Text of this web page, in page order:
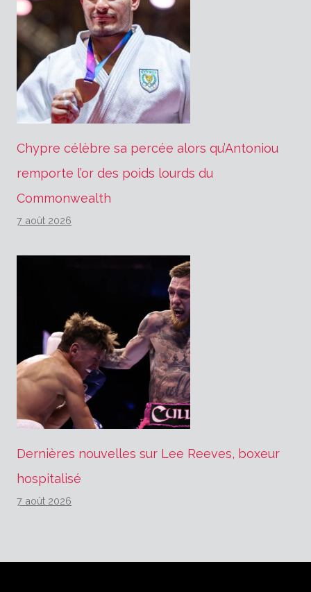
Chypre célèbre sa percée alors qu’Antoniou
remporte l’or des poids lourds du
Commonwealth
7 août 2026
Dernières nouvelles sur Lee Reeves, boxeur
hospitalisé
7 août 2026